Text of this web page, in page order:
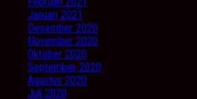
Januari 2021
Desember 2020
November 2020
Oktober 2020
September 2020
Agustus 2020
Juli 2020